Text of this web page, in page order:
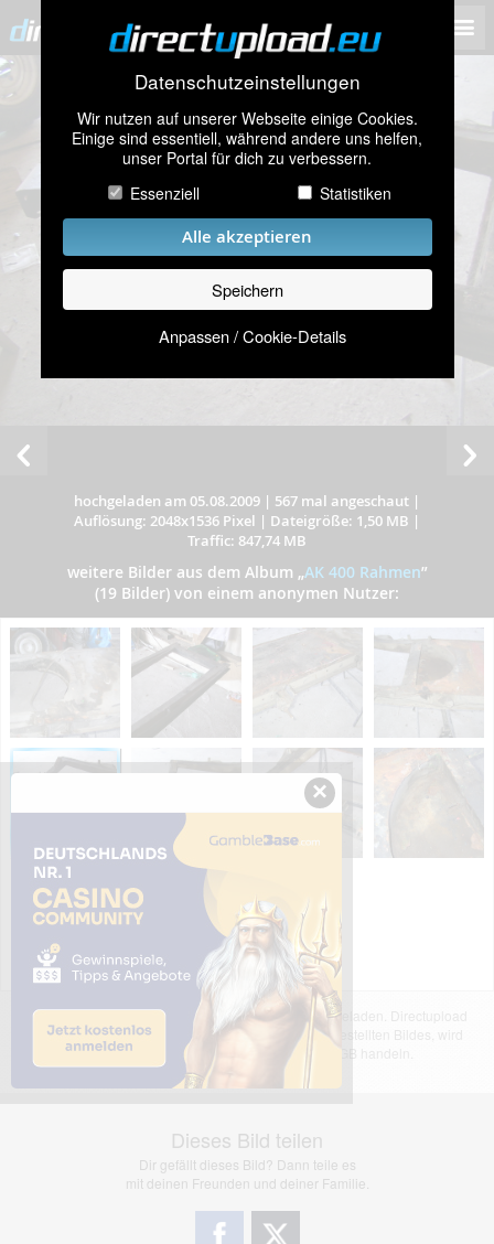
Datenschutzeinstellungen
Wir nutzen auf unserer Webseite einige Cookies.
Einige sind essentiell, während andere uns helfen,
unser Portal für dich zu verbessern.
Essenziell
Statistiken
Alle akzeptieren
Speichern
Anpassen / Cookie-Details
hochgeladen am 05.08.2009 | 567 mal angeschaut |
Auflösung: 2048x1536 Pixel | Dateigröße: 1,50 MB |
Traffic: 847,74 MB
weitere Bilder aus dem Album „AK 400 Rahmen”
(19 Bilder) von einem anonymen Nutzer:
Das dargestellte Bild wurde von einem Nutzer hochgeladen. Directupload
übernimmt keinerlei Haftung für den Inhalt des dargestellten Bildes, wird
jedoch bei Verstößen nach §2(3) unserer AGB handeln.
Dieses Bild teilen
Dir gefällt dieses Bild? Dann teile es
mit deinen Freunden und deiner Familie.
×